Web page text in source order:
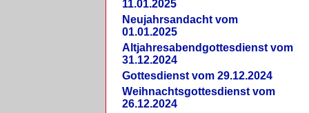
11.01.2025
Neujahrsandacht vom
01.01.2025
Altjahresabendgottesdienst vom
31.12.2024
Gottesdienst vom 29.12.2024
Weihnachtsgottesdienst vom
26.12.2024